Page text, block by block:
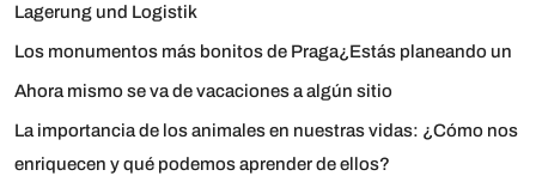
Lagerung und Logistik
Los monumentos más bonitos de Praga¿Estás planeando un
Ahora mismo se va de vacaciones a algún sitio
La importancia de los animales en nuestras vidas: ¿Cómo nos
enriquecen y qué podemos aprender de ellos?